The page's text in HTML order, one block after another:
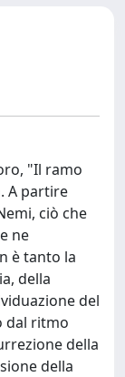
"Il ramo
A partire
ciò che
ne
è tanto la
della
del
dal ritmo
della
della